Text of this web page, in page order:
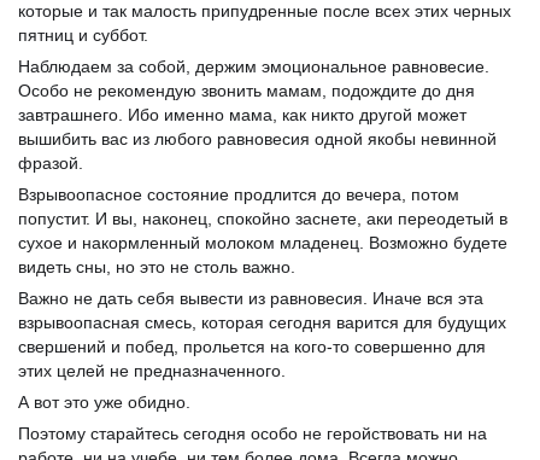
которые и так малость припудренные после всех этих черных
пятниц и суббот.
Наблюдаем за собой, держим эмоциональное равновесие.
Особо не рекомендую звонить мамам, подождите до дня
завтрашнего. Ибо именно мама, как никто другой может
вышибить вас из любого равновесия одной якобы невинной
фразой.
Взрывоопасное состояние продлится до вечера, потом
попустит. И вы, наконец, спокойно заснете, аки переодетый в
сухое и накормленный молоком младенец. Возможно будете
видеть сны, но это не столь важно.
Важно не дать себя вывести из равновесия. Иначе вся эта
взрывоопасная смесь, которая сегодня варится для будущих
свершений и побед, прольется на кого-то совершенно для
этих целей не предназначенного.
А вот это уже обидно.
Поэтому старайтесь сегодня особо не геройствовать ни на